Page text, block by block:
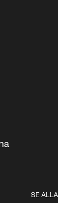
SE ALLA